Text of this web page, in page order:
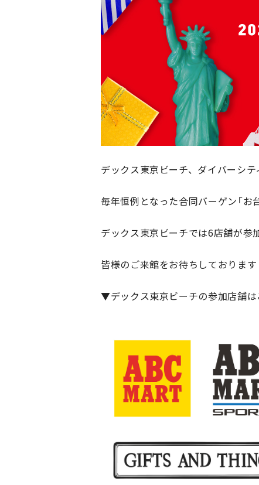
デックス東京ビーチ、ダイバーシテ
毎年恒例となった合同バーゲン「お
デックス東京ビーチでは6店舗が参
皆様のご来館をお待ちしております
▼デックス東京ビーチの参加店舗は